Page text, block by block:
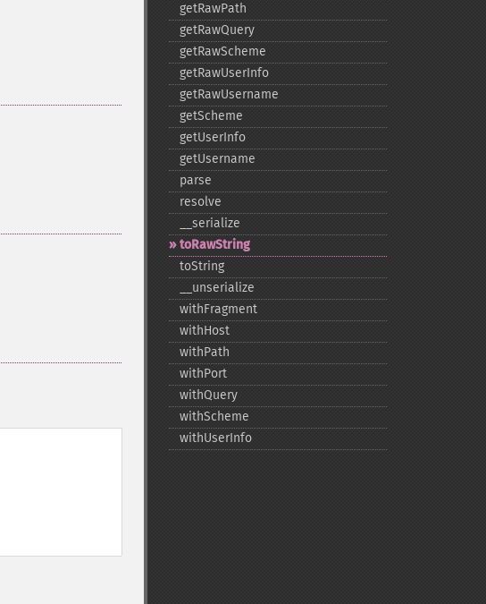
getRawPath
getRawQuery
getRawScheme
getRawUserInfo
getRawUsername
getScheme
getUserInfo
getUsername
parse
resolve
_​_​serialize
toRawString
toString
_​_​unserialize
withFragment
withHost
withPath
withPort
withQuery
withScheme
withUserInfo